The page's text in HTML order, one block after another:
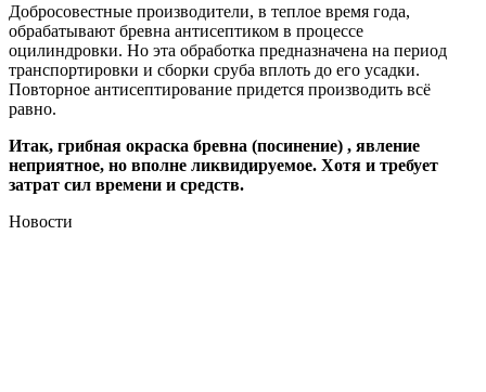
Добросовестные производители, в теплое время года,
обрабатывают бревна антисептиком в процессе
оцилиндровки. Но эта обработка предназначена на период
транспортировки и сборки сруба вплоть до его усадки.
Повторное антисептирование придется производить всё
равно.
Итак, грибная окраска бревна (посинение) , явление
неприятное, но вполне ликвидируемое. Хотя и требует
затрат сил времени и средств.
Новости